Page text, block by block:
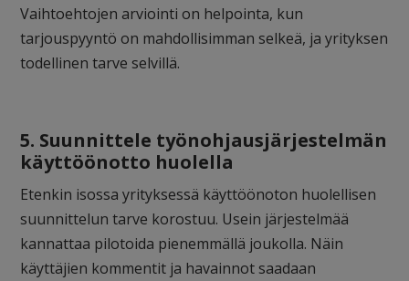
Vaihtoehtojen arviointi on helpointa, kun
tarjouspyyntö on mahdollisimman selkeä, ja yrityksen
todellinen tarve selvillä.
5. Suunnittele työnohjausjärjestelmän
käyttöönotto huolella
Etenkin isossa yrityksessä käyttöönoton huolellisen
suunnittelun tarve korostuu. Usein järjestelmää
kannattaa pilotoida pienemmällä joukolla. Näin
käyttäjien kommentit ja havainnot saadaan